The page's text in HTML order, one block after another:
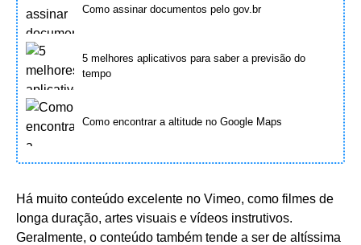
Como assinar documentos pelo gov.br
5 melhores aplicativos para saber a previsão do
tempo
Como encontrar a altitude no Google Maps
Há muito conteúdo excelente no Vimeo, como filmes de
longa duração, artes visuais e vídeos instrutivos.
Geralmente, o conteúdo também tende a ser de altíssima